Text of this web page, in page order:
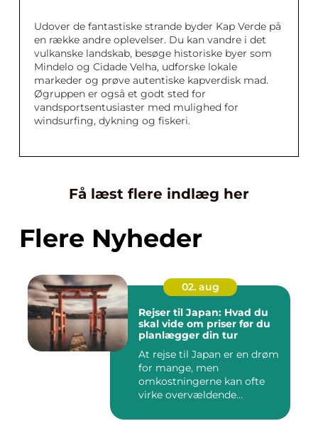
Udover de fantastiske strande byder Kap Verde på
en række andre oplevelser. Du kan vandre i det
vulkanske landskab, besøge historiske byer som
Mindelo og Cidade Velha, udforske lokale
markeder og prøve autentiske kapverdisk mad.
Øgruppen er også et godt sted for
vandsportsentusiaster med mulighed for
windsurfing, dykning og fiskeri.
Få læst flere indlæg her
Flere Nyheder
02. aug
Rejser til Japan: Hvad du
skal vide om priser før du
planlægger din tur
At rejse til Japan er en drøm
for mange, men
omkostningerne kan ofte
virke overvældende...